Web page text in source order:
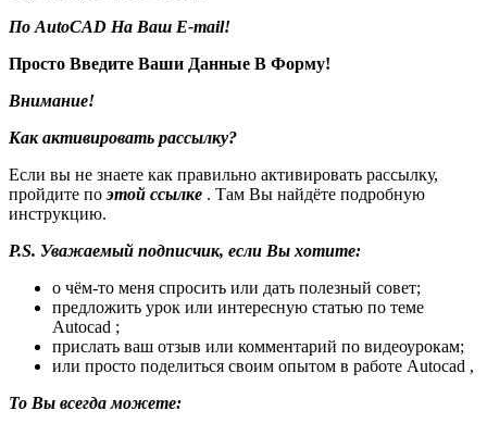
По AutoCAD На Ваш E-mail!
Просто Введите Ваши Данные В Форму!
Внимание!
Как активировать рассылку?
Если вы не знаете как правильно активировать рассылку,
пройдите поэтой ссылке . Там Вы найдёте подробную
инструкцию.
P.S. Уважаемый подписчик, если Вы хотите:
о чём-то меня спросить или дать полезный совет;
предложить урок или интересную статью по теме
Autocad ;
прислать ваш отзыв или комментарий по видеоурокам;
или просто поделиться своим опытом в работе Autocad ,
То Вы всегда можете: